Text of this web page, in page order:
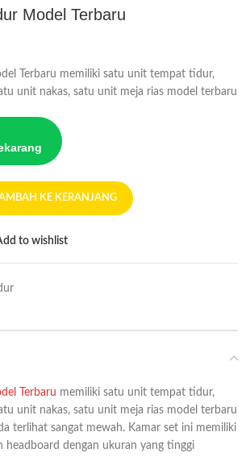
Model Terbaru
Terbaru memiliki satu unit tempat tidur,
unit nakas, satu unit meja rias model terbaru
KE KERANJANG
to wishlist
Terbaru memiliki satu unit tempat tidur,
unit nakas, satu unit meja rias model terbaru
terlihat sangat mewah. Kamar set ini memiliki
headboard dengan ukuran yang tinggi